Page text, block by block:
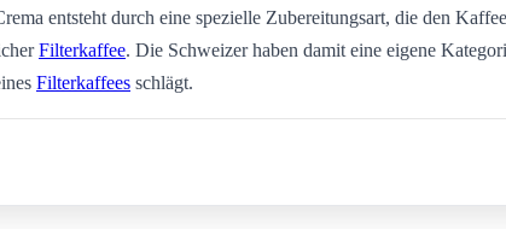
entsteht durch eine spezielle Zubereitungsart, die den
Filterkaffee. Die Schweizer haben damit eine eigene
Filterkaffees schlägt.